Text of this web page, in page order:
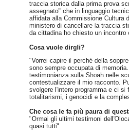
traccia storica dalla prima prova
assegnato" che in linguaggio
affidata alla Commissione Cultura
ministero di cancellare la traccia
da cittadina ho chiesto un incontro
Cosa vuole dirgli?
"Vorrei capire il perché della
sono sempre occupata di
testimonianza sulla Shoah nelle
contestualizzare il mio racconto.
svolgere l'intero programma e ci si
totalitarismi, i genocidi e la
Che cosa le fa più paura di
"Ormai gli ultimi testimoni
quasi tutti".